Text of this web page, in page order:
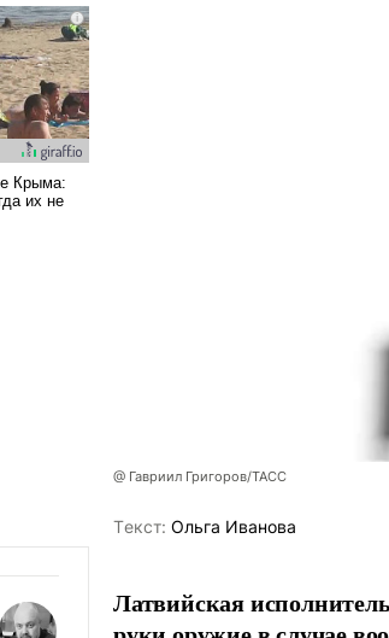
@ Гавриил Григоров/ТАСС
Tекст: Ольга Иванова
Латвийская